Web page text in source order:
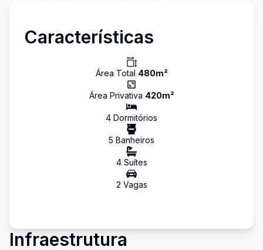
Características
Área Total 480m²
Área Privativa 420m²
4 Dormitórios
5 Banheiros
4Suítes
2 Vagas
Infraestrutura